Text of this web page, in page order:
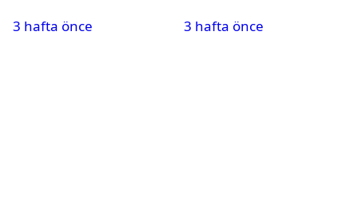
3 hafta önce
3 hafta önce